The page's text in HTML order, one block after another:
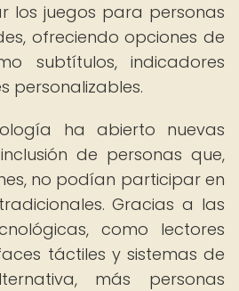
los juegos para personas
ofreciendo opciones de
subtítulos, indicadores
personalizables.
ha abierto nuevas
de personas que,
no podían participar en
Gracias a las
como lectores
táctiles y sistemas de
más personas